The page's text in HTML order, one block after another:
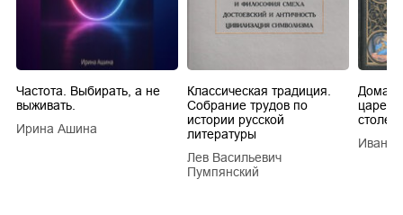
Частота. Выбирать, а не
выживать.
Ирина Ашина
Классическая традиция.
Собрание трудов по
истории русской
литературы
Лев Васильевич
Пумпянский
царей
Иван